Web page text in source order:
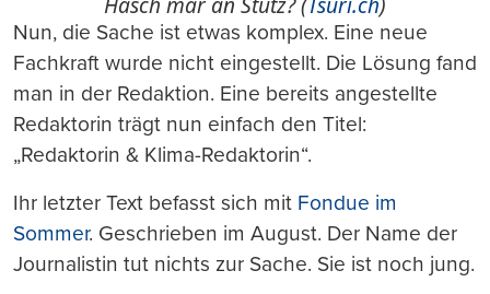
Nun, die Sache ist etwas komplex. Eine neue
Fachkraft wurde nicht eingestellt. Die Lösung fand
man in der Redaktion. Eine bereits angestellte
Redaktorin trägt nun einfach den Titel:
„Redaktorin & Klima-Redaktorin“.
Ihr letzter Text befasst sich mit Fondue im
Sommer. Geschrieben im August. Der Name der
Journalistin tut nichts zur Sache. Sie ist noch jung.